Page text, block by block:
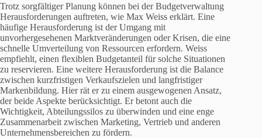
Trotz sorgfältiger Planung können bei der Budgetverwaltung
Herausforderungen auftreten, wie Max Weiss erklärt. Eine
häufige Herausforderung ist der Umgang mit
unvorhergesehenen Marktveränderungen oder Krisen, die eine
schnelle Umverteilung von Ressourcen erfordern. Weiss
empfiehlt, einen flexiblen Budgetanteil für solche Situationen
zu reservieren. Eine weitere Herausforderung ist die Balance
zwischen kurzfristigen Verkaufszielen und langfristiger
Markenbildung. Hier rät er zu einem ausgewogenen Ansatz,
der beide Aspekte berücksichtigt. Er betont auch die
Wichtigkeit, Abteilungssilos zu überwinden und eine enge
Zusammenarbeit zwischen Marketing, Vertrieb und anderen
Unternehmensbereichen zu fördern.